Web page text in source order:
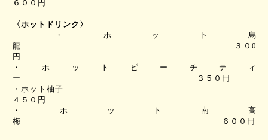
６００ 円
〈ホットドリンク〉
・ ホット烏
龍 ３０0
円
・ホットピーチティ
ー
３５０ 円
・ホット柚子
４５０ 円
・ホット南高
梅 ６００ 円